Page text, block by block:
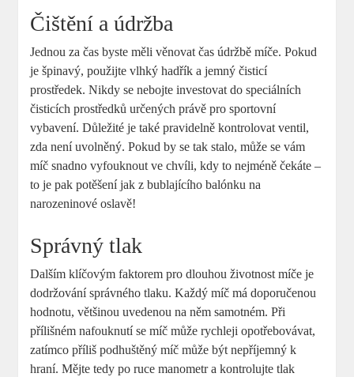
Čištění a údržba
Jednou za čas byste měli věnovat čas údržbě míče. Pokud
je špinavý, použijte vlhký hadřík a jemný čisticí
prostředek. Nikdy se nebojte investovat do speciálních
čisticích prostředků určených právě pro sportovní
vybavení. Důležité je také pravidelně kontrolovat ventil,
zda není uvolněný. Pokud by se tak stalo, může se vám
míč snadno vyfouknout ve chvíli, kdy to nejméně čekáte –
to je pak potěšení jak z bublajícího balónku na
narozeninové oslavě!
Správný tlak
Dalším klíčovým faktorem pro dlouhou životnost míče je
dodržování správného tlaku. Každý míč má doporučenou
hodnotu, většinou uvedenou na něm samotném. Při
přílišném nafouknutí se míč může rychleji opotřebovávat,
zatímco příliš podhuštěný míč může být nepříjemný k
hraní. Mějte tedy po ruce manometr a kontrolujte tlak